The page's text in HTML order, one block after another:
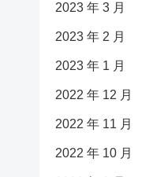
2023 年 3 月
2023 年 2 月
2023 年 1 月
2022 年 12 月
2022 年 11 月
2022 年 10 月